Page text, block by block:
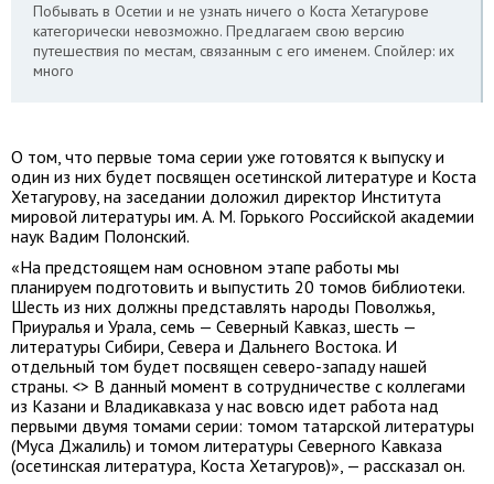
Побывать в Осетии и не узнать ничего о Коста Хетагурове
категорически невозможно. Предлагаем свою версию
путешествия по местам, связанным с его именем. Спойлер: их
много
О том, что первые тома серии уже готовятся к выпуску и
один из них будет посвящен осетинской литературе и Коста
Хетагурову, на заседании доложил директор Института
мировой литературы им. А. М. Горького Российской академии
наук Вадим Полонский.
«На предстоящем нам основном этапе работы мы
планируем подготовить и выпустить 20 томов библиотеки.
Шесть из них должны представлять народы Поволжья,
Приуралья и Урала, семь — Северный Кавказ, шесть —
литературы Сибири, Севера и Дальнего Востока. И
отдельный том будет посвящен северо-западу нашей
страны. <> В данный момент в сотрудничестве с коллегами
из Казани и Владикавказа у нас вовсю идет работа над
первыми двумя томами серии: томом татарской литературы
(Муса Джалиль) и томом литературы Северного Кавказа
(осетинская литература, Коста Хетагуров)», — рассказал он.